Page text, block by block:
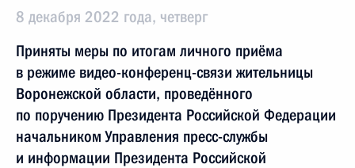
8 декабря 2022 года, четверг
Приняты меры по итогам личного приёма
в режиме видео-конференц-связи жительницы
Воронежской области, проведённого
по поручению Президента Российской Федерации
начальником Управления пресс-службы
и информации Президента Российской